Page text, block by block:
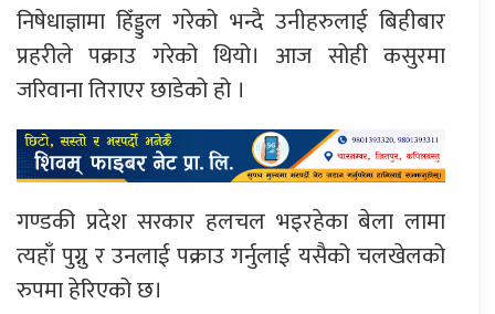
निषेधाज्ञामा हिँड्डुल गरेको भन्दै उनीहरुलाई बिहीबार
प्रहरीले पक्राउ गरेको थियो। आज सोही कसुरमा
जरिवाना तिराएर छाडेको हो ।
गण्डकी प्रदेश सरकार हलचल भइरहेका बेला लामा
त्यहाँ पुग्नु र उनलाई पक्राउ गर्नुलाई यसैको चलखेलको
रुपमा हेरिएको छ।